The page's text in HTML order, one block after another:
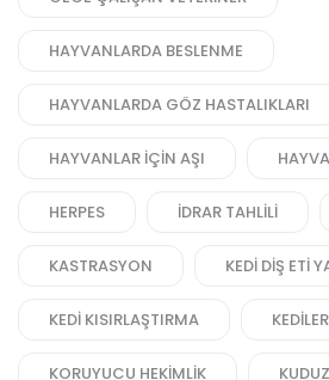
HAYVANLARDA BESLENME
HAYVANLARDA GÖZ HASTALIKLARI
HAYVANLAR IÇIN AŞI
HERPES IDRAR TAHLILI
KASTRASYON KEDI DIŞ ETI
KEDI KISIRLAŞTIRMA
KORUYUCU HEKIMLIK KUDUZ